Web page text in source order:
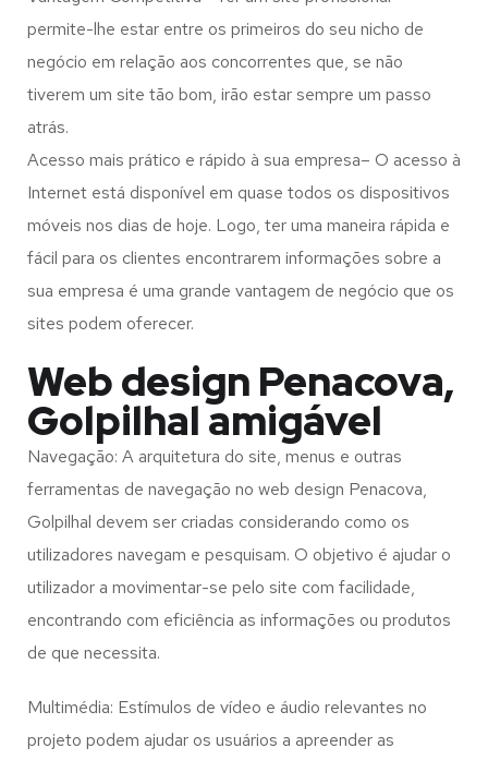
permite-lhe estar entre os primeiros do seu nicho de
negócio em relação aos concorrentes que, se não
tiverem um site tão bom, irão estar sempre um passo
atrás.
Acesso mais prático e rápido à sua empresa– O acesso à
Internet está disponível em quase todos os dispositivos
móveis nos dias de hoje. Logo, ter uma maneira rápida e
fácil para os clientes encontrarem informações sobre a
sua empresa é uma grande vantagem de negócio que os
sites podem oferecer.
Web design Penacova,
Golpilhal amigável
Navegação: A arquitetura do site, menus e outras
ferramentas de navegação no web design Penacova,
Golpilhal devem ser criadas considerando como os
utilizadores navegam e pesquisam. O objetivo é ajudar o
utilizador a movimentar-se pelo site com facilidade,
encontrando com eficiência as informações ou produtos
de que necessita.
Multimédia: Estímulos de vídeo e áudio relevantes no
projeto podem ajudar os usuários a apreender as